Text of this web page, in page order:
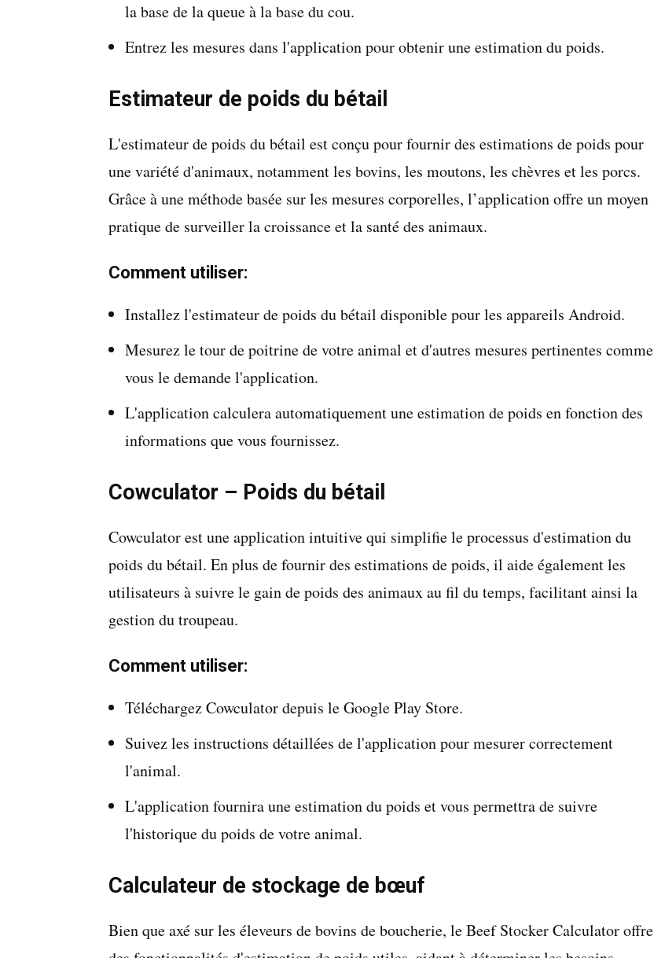
la base de la queue à la base du cou.
Entrez les mesures dans l'application pour obtenir une estimation du poids.
Estimateur de poids du bétail
L'estimateur de poids du bétail est conçu pour fournir des estimations de poids pour
une variété d'animaux, notamment les bovins, les moutons, les chèvres et les porcs.
Grâce à une méthode basée sur les mesures corporelles, l’application offre un moyen
pratique de surveiller la croissance et la santé des animaux.
Comment utiliser:
Installez l'estimateur de poids du bétail disponible pour les appareils Android.
Mesurez le tour de poitrine de votre animal et d'autres mesures pertinentes comme
vous le demande l'application.
L'application calculera automatiquement une estimation de poids en fonction des
informations que vous fournissez.
Cowculator – Poids du bétail
Cowculator est une application intuitive qui simplifie le processus d'estimation du
poids du bétail. En plus de fournir des estimations de poids, il aide également les
utilisateurs à suivre le gain de poids des animaux au fil du temps, facilitant ainsi la
gestion du troupeau.
Comment utiliser:
Téléchargez Cowculator depuis le Google Play Store.
Suivez les instructions détaillées de l'application pour mesurer correctement
l'animal.
L'application fournira une estimation du poids et vous permettra de suivre
l'historique du poids de votre animal.
Calculateur de stockage de bœuf
Bien que axé sur les éleveurs de bovins de boucherie, le Beef Stocker Calculator offre